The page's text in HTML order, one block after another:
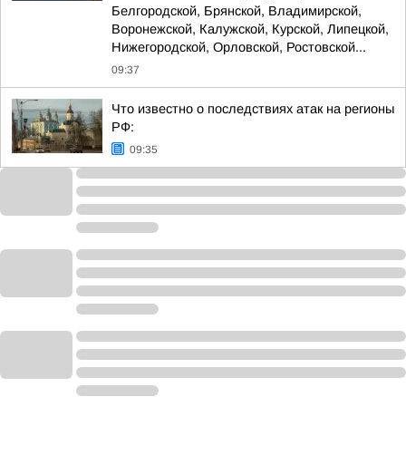
Белгородской, Брянской, Владимирской,
Воронежской, Калужской, Курской, Липецкой,
Нижегородской, Орловской, Ростовской...
09:37
Что известно о последствиях атак на регионы
РФ:
09:35